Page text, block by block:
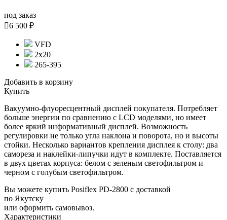
под заказ
6 500 ₽
VFD
2х20
265-395
Добавить в корзину
Купить
Вакуумно-флуоресцентный дисплей покупателя. Потребляет
больше энергии по сравнению с LCD моделями, но имеет
более яркий информативный дисплей. Возможность
регулировки не только угла наклона и поворота, но и высоты
стойки. Несколько вариантов крепления дисплея к столу: два
самореза и наклейки-липучки идут в комплекте. Поставляется
в двух цветах корпуса: белом с зеленым светофильтром и
черном с голубым светофильтром.
Вы можете купить Posiflex PD-2800 с доставкой
по Якутску
или оформить самовывоз.
Характеристики